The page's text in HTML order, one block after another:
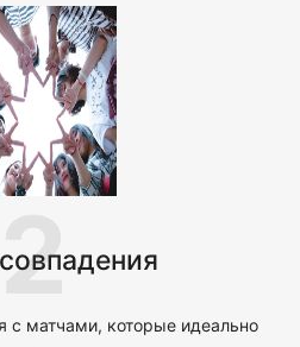
2
с матчами, которые идеально